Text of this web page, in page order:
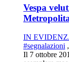
Vespa
IN
#segnalazioni ,
Il 7 ottobre